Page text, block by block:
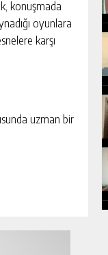
konuşmada
oyunlara
karşı
uzman bir